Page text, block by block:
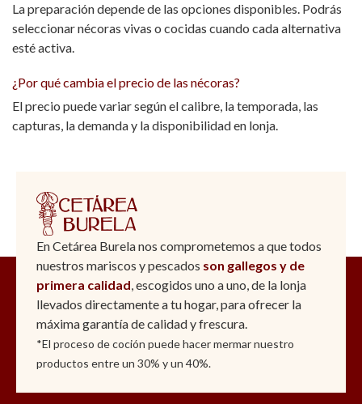
La preparación depende de las opciones disponibles. Podrás
seleccionar nécoras vivas o cocidas cuando cada alternativa
esté activa.
¿Por qué cambia el precio de las nécoras?
El precio puede variar según el calibre, la temporada, las
capturas, la demanda y la disponibilidad en lonja.
En Cetárea Burela nos comprometemos a que todos
nuestros mariscos y pescados son gallegos y de
primera calidad, escogidos uno a uno, de la lonja
llevados directamente a tu hogar, para ofrecer la
máxima garantía de calidad y frescura.
*El proceso de coción puede hacer mermar nuestro
productos entre un 30% y un 40%.